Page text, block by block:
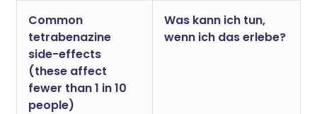
Common
tetrabenazine
side-effects
(these affect
fewer than 1 in 10
people)
Was kann ich tun,
wenn ich das erlebe?